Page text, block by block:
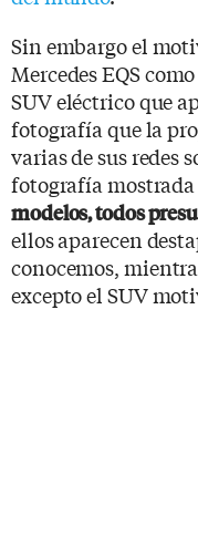
Sin embargo el
Mercedes EQS
SUV eléctrico que
fotografía que la
varias de sus redes
fotografía
modelos, todos
ellos aparecen
conocemos,
excepto el SUV